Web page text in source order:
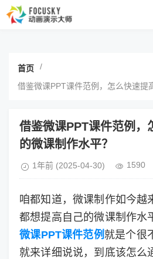
首页 /
借鉴微课PPT课件范例，怎么快速提
借鉴微课PPT课件范例，
的微课制作水平？
1年前 (2025-04-30) 1590
咱都知道，微课制作如今越
都想提高自己的微课制作水
微课PPT课件范例就是个很
就来详细说说，到底该怎么